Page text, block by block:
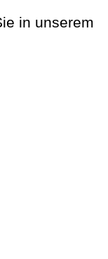
in unserem